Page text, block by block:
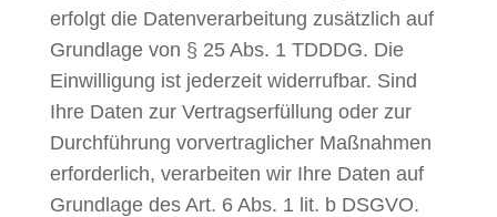
erfolgt die Datenverarbeitung zusätzlich auf
Grundlage von § 25 Abs. 1 TDDDG. Die
Einwilligung ist jederzeit widerrufbar. Sind
Ihre Daten zur Vertragserfüllung oder zur
Durchführung vorvertraglicher Maßnahmen
erforderlich, verarbeiten wir Ihre Daten auf
Grundlage des Art. 6 Abs. 1 lit. b DSGVO.